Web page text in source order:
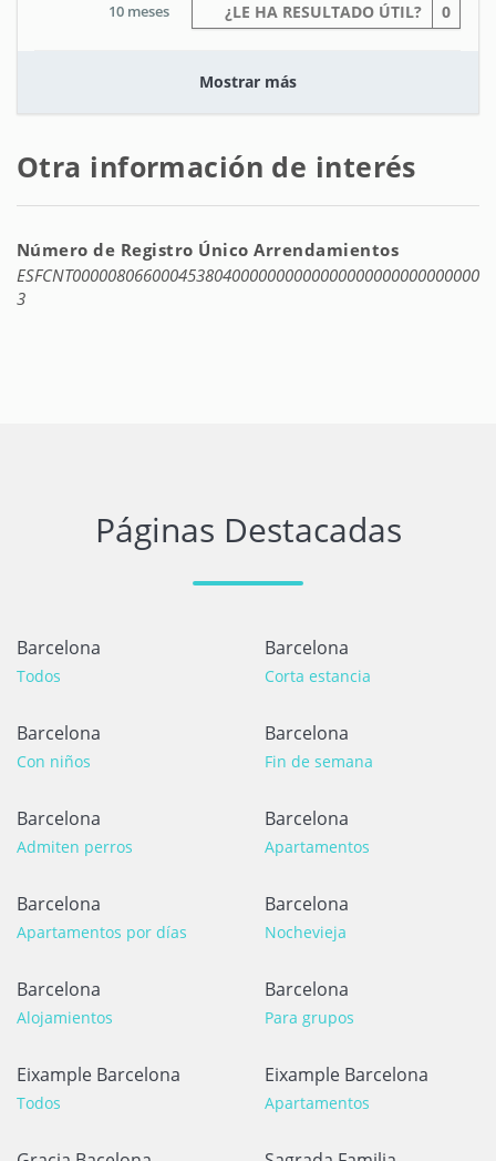
¿LE HA RESULTADO ÚTIL? 0
10 meses
Mostrar más
Otra información de interés
Número de Registro Único Arrendamientos
ESFCNT0000080660004538040000000000000000000000000000
3
Páginas Destacadas
Barcelona
Todos
Barcelona
Corta estancia
Barcelona
Con niños
Barcelona
Fin de semana
Barcelona
Admiten perros
Barcelona
Apartamentos
Barcelona
Apartamentos por días
Barcelona
Nochevieja
Barcelona
Alojamientos
Barcelona
Para grupos
Eixample Barcelona
Todos
Eixample Barcelona
Apartamentos